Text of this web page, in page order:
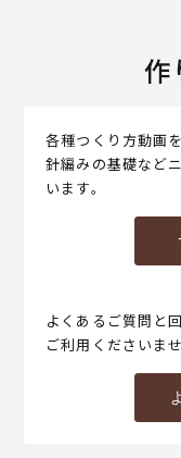
作
各種つくり方動画
針編みの基礎など
います。
よくあるご質問と
ご利用くださいませ